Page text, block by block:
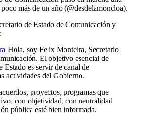
más de un año (@desdelamoncloa).
de Estado de Comunicación y
:
Hola, soy Felix Monteira, Secretario
El objetivo esencial de
Estado es servir de canal de
actividades del Gobierno.
proyectos, programas que
con objetividad, con neutralidad
pública esté bien informada.